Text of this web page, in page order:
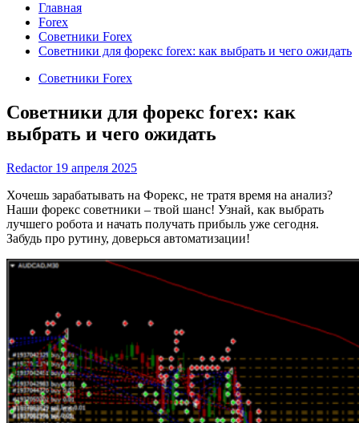
Главная
Forex
Советники Forex
Советники для форекс forex: как выбрать и чего ожидать
Советники Forex
Советники для форекс forex: как
выбрать и чего ожидать
Redactor 19 апреля 2025
Хочешь зарабатывать на Форекс, не тратя время на анализ?
Наши форекс советники – твой шанс! Узнай, как выбрать
лучшего робота и начать получать прибыль уже сегодня.
Забудь про рутину, доверься автоматизации!